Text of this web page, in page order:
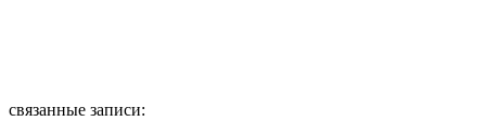
связанные записи: